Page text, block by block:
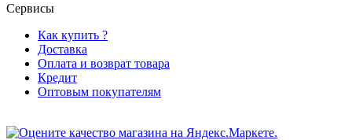
Сервисы
Как купить ?
Доставка
Оплата и возврат товара
Кредит
Оптовым покупателям